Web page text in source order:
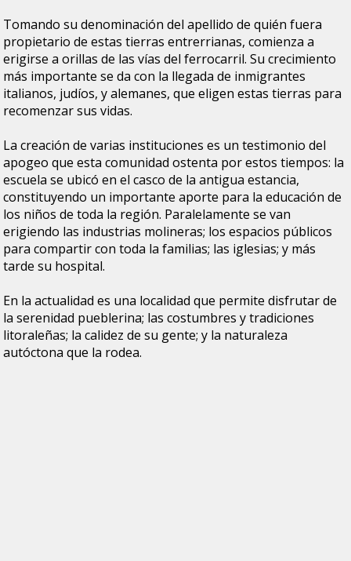
Tomando su denominación del apellido de quién fuera
propietario de estas tierras entrerrianas, comienza a
erigirse a orillas de las vías del ferrocarril. Su crecimiento
más importante se da con la llegada de inmigrantes
italianos, judíos, y alemanes, que eligen estas tierras para
recomenzar sus vidas.
La creación de varias instituciones es un testimonio del
apogeo que esta comunidad ostenta por estos tiempos: la
escuela se ubicó en el casco de la antigua estancia,
constituyendo un importante aporte para la educación de
los niños de toda la región. Paralelamente se van
erigiendo las industrias molineras; los espacios públicos
para compartir con toda la familias; las iglesias; y más
tarde su hospital.
En la actualidad es una localidad que permite disfrutar de
la serenidad pueblerina; las costumbres y tradiciones
litoraleñas; la calidez de su gente; y la naturaleza
autóctona que la rodea.